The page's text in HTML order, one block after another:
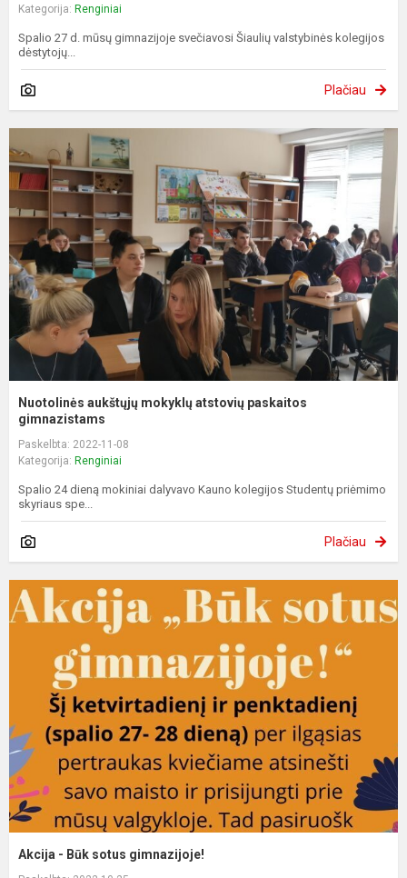
Kategorija: Renginiai
Spalio 27 d. mūsų gimnazijoje svečiavosi Šiaulių valstybinės kolegijos
dėstytojų...
Plačiau
Nuotolinės aukštųjų mokyklų atstovių paskaitos
gimnazistams
Paskelbta: 2022-11-08
Kategorija: Renginiai
Spalio 24 dieną mokiniai dalyvavo Kauno kolegijos Studentų priėmimo
skyriaus spe...
Plačiau
Akcija - Būk sotus gimnazijoje!